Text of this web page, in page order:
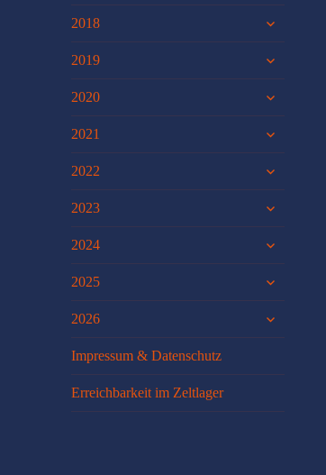
2018
öffnen
2019
öffnen
2020
öffnen
2021
öffnen
2022
öffnen
2023
öffnen
2024
öffnen
2025
öffnen
2026
öffnen
Impressum & Datenschutz
Erreichbarkeit im Zeltlager